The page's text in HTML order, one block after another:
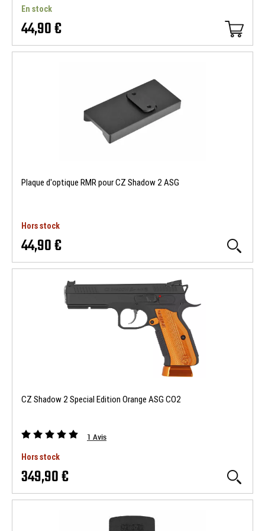
En stock
44,90 €
Plaque d'optique RMR pour CZ Shadow 2 ASG
Hors stock
44,90 €
CZ Shadow 2 Special Edition Orange ASG CO2
1 Avis
Hors stock
349,90 €